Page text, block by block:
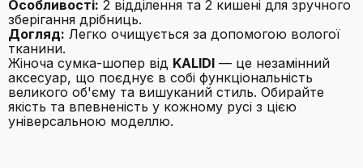
Особливості: 2 відділення та 2 кишені для зручного
зберігання дрібниць.
Догляд: Легко очищується за допомогою вологої
тканини.
Жіноча сумка-шопер від KALIDI — це незамінний
аксесуар, що поєднує в собі функціональність
великого об'єму та вишуканий стиль. Обирайте
якість та впевненість у кожному русі з цією
універсальною моделлю.